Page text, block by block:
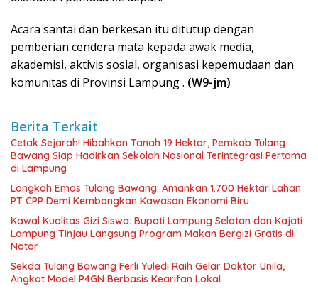
Acara santai dan berkesan itu ditutup dengan
pemberian cendera mata kepada awak media,
akademisi, aktivis sosial, organisasi kepemudaan dan
komunitas di Provinsi Lampung . (W9-jm)
Berita Terkait
Cetak Sejarah! Hibahkan Tanah 19 Hektar, Pemkab Tulang
Bawang Siap Hadirkan Sekolah Nasional Terintegrasi Pertama
di Lampung
Langkah Emas Tulang Bawang: Amankan 1.700 Hektar Lahan
PT CPP Demi Kembangkan Kawasan Ekonomi Biru
Kawal Kualitas Gizi Siswa: Bupati Lampung Selatan dan Kajati
Lampung Tinjau Langsung Program Makan Bergizi Gratis di
Natar
Sekda Tulang Bawang Ferli Yuledi Raih Gelar Doktor Unila,
Angkat Model P4GN Berbasis Kearifan Lokal